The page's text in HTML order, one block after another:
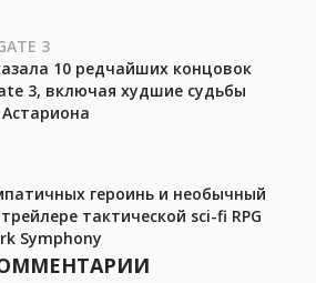
3
10 редчайших концовок
3, включая худшие судьбы
героинь и необычный
тактической sci-fi RPG
Symphony